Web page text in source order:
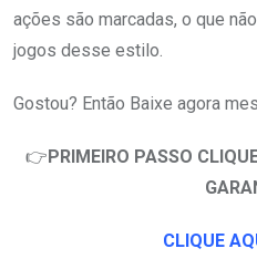
ações são marcadas, o que
jogos desse estilo.
Gostou? Então Baixe agora
👉PRIMEIRO PASSO
CLIQUE